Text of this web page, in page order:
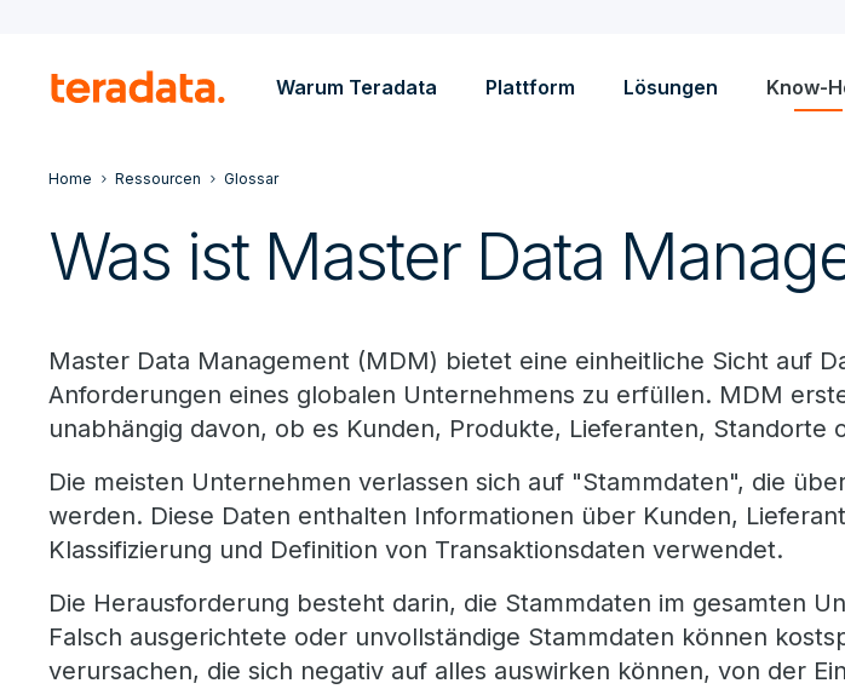
Warum Teradata Plattform Lösungen Know-
Home Ressourcen Glossar
Was ist Master Data
Master Data Management (MDM) bietet eine einheitliche Sicht auf
Anforderungen eines globalen Unternehmens zu erfüllen. MDM
unabhängig davon, ob es Kunden, Produkte, Lieferanten,
Die meisten Unternehmen verlassen sich auf "Stammdaten", die
werden. Diese Daten enthalten Informationen über Kunden,
Klassifizierung und Definition von Transaktionsdaten verwendet.
Die Herausforderung besteht darin, die Stammdaten im gesamten
Falsch ausgerichtete oder unvollständige Stammdaten können
verursachen, die sich negativ auf alles auswirken können, von der